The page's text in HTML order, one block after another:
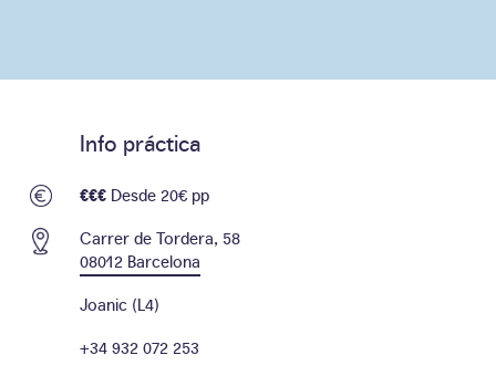
Info práctica
€€€ Desde 20€ pp
Carrer de Tordera, 58
08012 Barcelona
Joanic (L4)
+34 932 072 253